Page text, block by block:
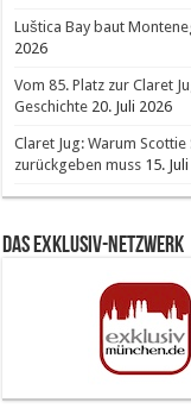
Luštica Bay baut
2026
Vom 85. Platz zur Claret
Geschichte 20. Juli 2026
Claret Jug: Warum
zurückgeben muss 15.
Das Exklusiv-Netzwerk